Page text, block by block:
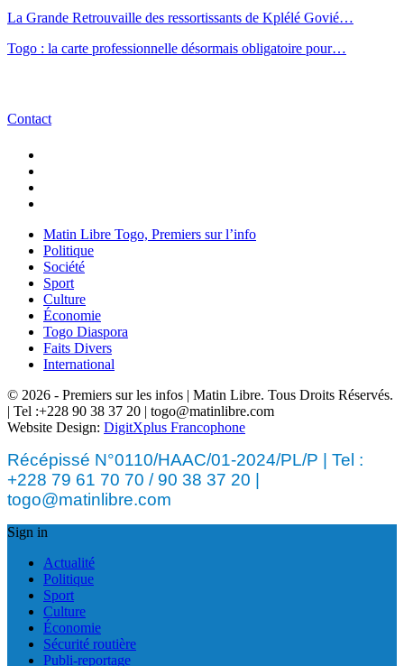
La Grande Retrouvaille des ressortissants de Kplélé Govié…
Togo : la carte professionnelle désormais obligatoire pour…
Contact
Matin Libre Togo, Premiers sur l’info
Politique
Société
Sport
Culture
Économie
Togo Diaspora
Faits Divers
International
© 2026 - Premiers sur les infos | Matin Libre. Tous Droits Réservés.
| Tel :+228 90 38 37 20 | togo@matinlibre.com
Website Design: DigitXplus Francophone
Récépissé N°0110/HAAC/01-2024/PL/P | Tel :
+228 79 61 70 70 / 90 38 37 20 |
togo@matinlibre.com
Sign in
Actualité
Politique
Sport
Culture
Économie
Sécurité routière
Publi-reportage